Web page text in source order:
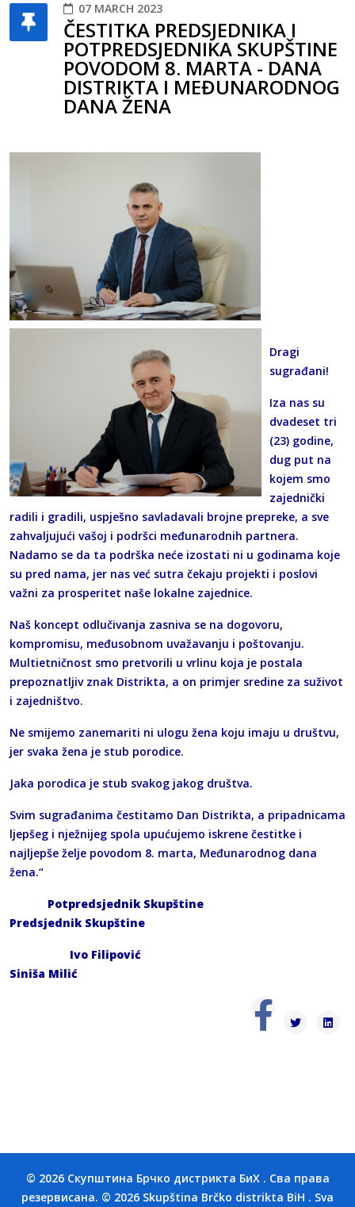
07 MARCH 2023
ČESTITKA PREDSJEDNIKA I
POTPREDSJEDNIKA SKUPŠTINE
POVODOM 8. MARTA - DANA
DISTRIKTA I MEĐUNARODNOG
DANA ŽENA
Dragi
sugrađani!
Iza nas su
dvadeset tri
(23) godine,
dug put na
kojem smo
zajednički
radili i gradili, uspješno savladavali brojne prepreke, a sve
zahvaljujući vašoj i podršci međunarodnih partnera.
Nadamo se da ta podrška neće izostati ni u godinama koje
su pred nama, jer nas već sutra čekaju projekti i poslovi
važni za prosperitet naše lokalne zajednice.
Naš koncept odlučivanja zasniva se na dogovoru,
kompromisu, međusobnom uvažavanju i poštovanju.
Multietničnost smo pretvorili u vrlinu koja je postala
prepoznatljiv znak Distrikta, a on primjer sredine za suživot
i zajedništvo.
Ne smijemo zanemariti ni ulogu žena koju imaju u društvu,
jer svaka žena je stub porodice.
Jaka porodica je stub svakog jakog društva.
Svim sugrađanima čestitamo Dan Distrikta, a pripadnicama
ljepšeg i nježnijeg spola upućujemo iskrene čestitke i
najljepše želje povodom 8. marta, Međunarodnog dana
žena.“
Potpredsjednik Skupštine
Predsjednik Skupštine
Ivo Filipović
Siniša Milić
© 2026 Скупштина Брчко дистрикта БиХ . Сва права
резервисана. © 2026 Skupština Brčko distrikta BiH . Sva